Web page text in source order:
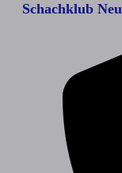
Schachklub